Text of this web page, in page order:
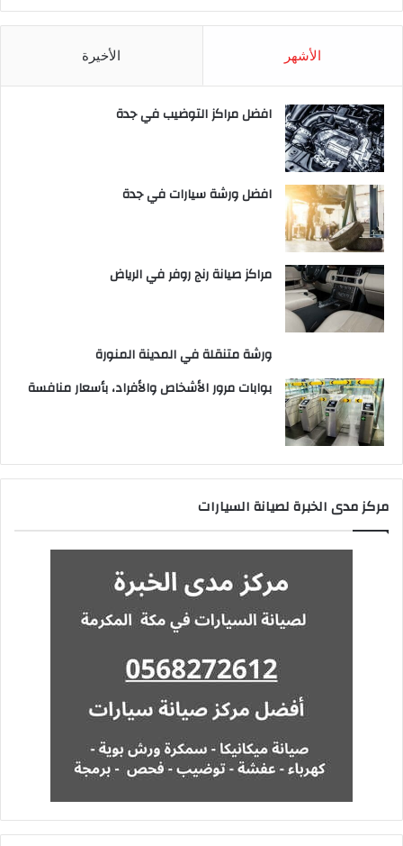
الأشهر الأخيرة
افضل مراكز التوضيب في جدة
افضل ورشة سيارات في جدة
مراكز صيانة رنج روفر في الرياض
ورشة متنقلة في المدينة المنورة
بوابات مرور الأشخاص والأفراد، بأسعار منافسة
مركز مدى الخبرة لصيانة السيارات